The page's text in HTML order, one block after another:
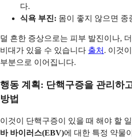
다.
식욕 부진: 몸이 좋지 않으면 종
덜 흔한 증상으로는 피부 발진이나,
비대가 있을 수 있습니다 출처 . 이것
부분으로 이어집니다.
행동 계획: 단핵구증을 관리하
방법
이것이 단핵구증이 있을 때 해야 할
바 바이러스(EBV)에 대한 특정 약물